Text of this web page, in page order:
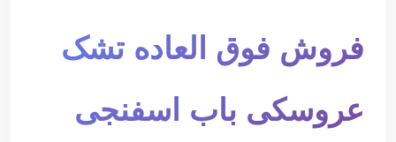
فروش فوق العاده تشک
عروسکی باب اسفنجی